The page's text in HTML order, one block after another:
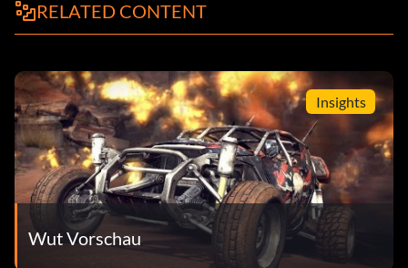
RELATED CONTENT
Insights
Wut Vorschau